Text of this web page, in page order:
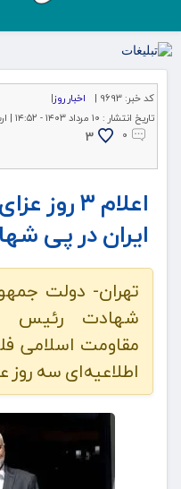
کد خبر: 9693 | اخبار روز|
تاریخ انتشار : ۱۰ مرداد ۱۴۰۳ - ۱۴:۵۲ |
۰
3
اعلام ۳
ایران در پی
تهران- دولت
شهادت رئیس
مقاومت اسلامی
اطلاعیه‌ای سه روز